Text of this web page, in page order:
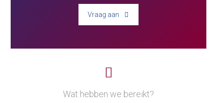
Vraag aan
Wat hebben we bereikt?